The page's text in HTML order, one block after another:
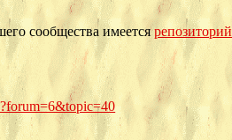
сообщества имеетсярепозиторий